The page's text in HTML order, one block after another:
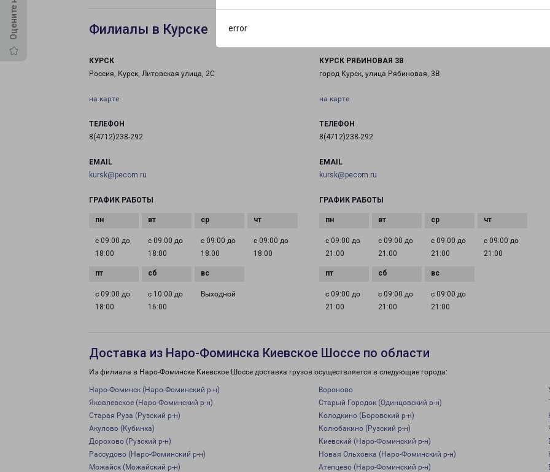
error
Филиалы в Курске
КУРСК
Россия, Курск, Литовская улица, 2С
на карте
ТЕЛЕФОН
8(4712)238-292
EMAIL
kursk@pecom.ru
ГРАФИК РАБОТЫ
с 09:00 до
18:00
с 09:00 до
18:00
с 09:00 до
18:00
с 09:00 до
18:00
с 09:00 до
18:00
с 10:00 до
16:00
Выходной
КУРСК РЯБИНОВАЯ 3В
город Курск, улица Рябиновая, 3В
на карте
ТЕЛЕФОН
8(4712)238-292
EMAIL
kursk@pecom.ru
ГРАФИК РАБОТЫ
с 09:00 до
21:00
с 09:00 до
21:00
с 09:00 до
21:00
с 09:00 до
21:00
с 09:00 до
21:00
с 09:00 до
21:00
с 09:00 до
21:00
Доставка из Наро-Фоминска Киевское Шоссе по области
Из филиала в Наро-Фоминске Киевское Шоссе доставка грузов осуществляется в следующие города:
Наро-Фоминск (Наро-Фоминский р-н) Вороново
Яковлевское (Наро-Фоминский р-н)
Старый Городок (Одинцовский р-н)
Старая Руза (Рузский р-н)
Колодкино (Боровский р-н)
Акулово (Кубинка)
Колюбакино (Рузский р-н)
Дорохово (Рузский р-н)
Киевский (Наро-Фоминский р-н)
Рассудово (Наро-Фоминский р-н)
Новая Ольховка (Наро-Фоминский р-н)
Можайск (Можайский р-н)
Атепцево (Наро-Фоминский р-н)